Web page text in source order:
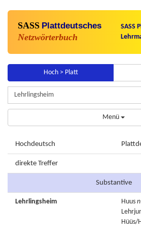
SASS Plattdeutsches
Netzwörterbuch
SASS
Hoch > Platt
Menü
Hochdeutsch
direkte Treffer
Substantive
Lehrlingsheim Huus n
Hüüs/